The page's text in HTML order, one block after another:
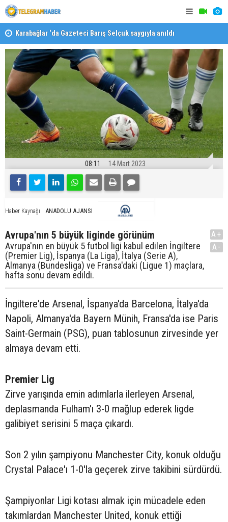
Karabağlar ‘da Gazeteci Barış Selçuk saygıyla anıldı
08:11 14 Mart 2023
Haber Kaynağı ANADOLU AJANSI
Avrupa'nın 5 büyük liginde görünüm
Avrupa'nın en büyük 5 futbol ligi kabul edilen İngiltere
(Premier Lig), İspanya (La Liga), İtalya (Serie A),
Almanya (Bundesliga) ve Fransa'daki (Ligue 1) maçlara,
hafta sonu devam edildi.
A+
A-
İngiltere'de Arsenal, İspanya'da Barcelona, İtalya'da
Napoli, Almanya'da Bayern Münih, Fransa'da ise Paris
Saint-Germain (PSG), puan tablosunun zirvesinde yer
almaya devam etti.
Premier Lig
Zirve yarışında emin adımlarla ilerleyen Arsenal,
deplasmanda Fulham'ı 3-0 mağlup ederek ligde
galibiyet serisini 5 maça çıkardı.
Son 2 yılın şampiyonu Manchester City, konuk olduğu
Crystal Palace'ı 1-0'la geçerek zirve takibini sürdürdü.
Şampiyonlar Ligi kotası almak için mücadele eden
takımlardan Manchester United, konuk ettiği